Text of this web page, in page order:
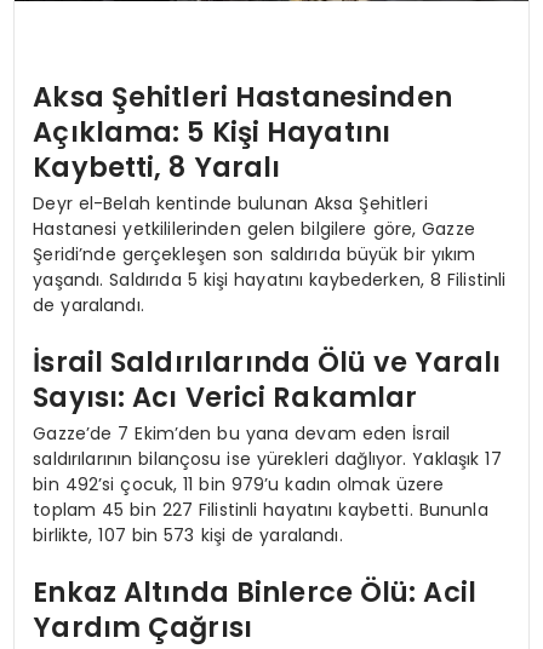
Aksa Şehitleri Hastanesinden
Açıklama: 5 Kişi Hayatını
Kaybetti, 8 Yaralı
Deyr el-Belah kentinde bulunan Aksa Şehitleri
Hastanesi yetkililerinden gelen bilgilere göre, Gazze
Şeridi’nde gerçekleşen son saldırıda büyük bir yıkım
yaşandı. Saldırıda 5 kişi hayatını kaybederken, 8 Filistinli
de yaralandı.
İsrail Saldırılarında Ölü ve Yaralı
Sayısı: Acı Verici Rakamlar
Gazze’de 7 Ekim’den bu yana devam eden İsrail
saldırılarının bilançosu ise yürekleri dağlıyor. Yaklaşık 17
bin 492’si çocuk, 11 bin 979’u kadın olmak üzere
toplam 45 bin 227 Filistinli hayatını kaybetti. Bununla
birlikte, 107 bin 573 kişi de yaralandı.
Enkaz Altında Binlerce Ölü: Acil
Yardım Çağrısı